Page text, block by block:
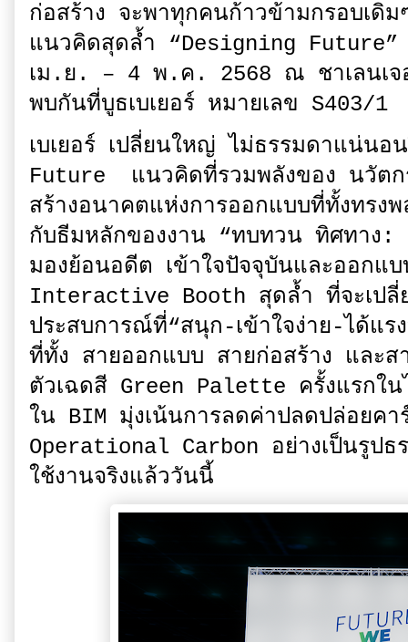
ก่อสร้าง จะพาทุกคนก้าวข้ามกรอบเดิ
แนวคิดสุดล้ำ “Designing
เม.ย. – 4 พ.ค. 2568 ณ ชาเลนเจ
พบกันที่บูธเบเยอร์ หมายเลข S403/1
เบเยอร์ เปลี่ยนใหญ่ ไม่ธรรมดาแน่
Future แนวคิดที่รวมพลังของ นวัตก
สร้างอนาคตแห่งการออกแบบที่ทั้งทรง
กับธีมหลักของงาน “ทบทวน ทิศทา
มองย้อนอดีต เข้าใจปัจจุบันและออกแ
Interactive Booth สุดล้ำ ที่จะเปลี่ยน
ประสบการณ์ที่“สนุก-เข้าใจง่าย-ได้แร
ที่ทั้ง สายออกแบบ สายก่อสร้าง และ
ตัวเฉดสี Green Palette ครั้งแรกใ
ใน BIM มุ่งเน้นการลดค่าปลดปล่อยค
Operational Carbon อย่างเป็นรูปธ
ใช้งานจริงแล้ววันนี้